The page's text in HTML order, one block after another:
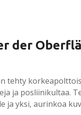
der
tehty
ja posliinikultaa.
ja yksi, aurinkoa